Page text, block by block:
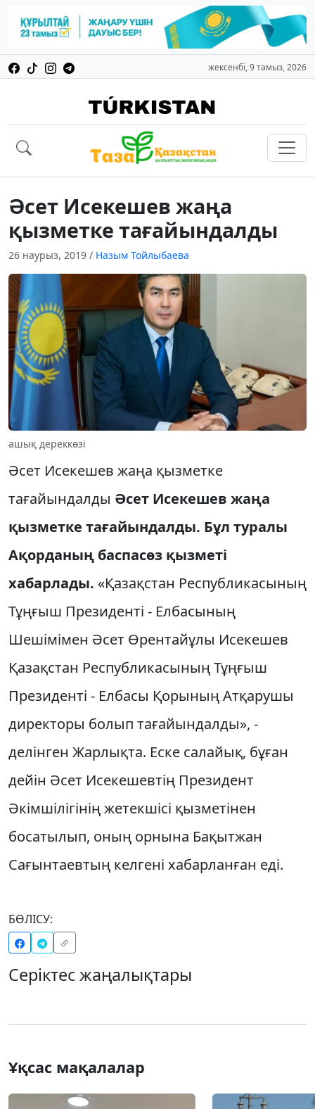
жексенбі, 9 тамыз, 2026
Әсет Исекешев жаңа
қызметке тағайындалды
26 наурыз, 2019 / Назым Тойлыбаева
ашық дереккөзі
Әсет Исекешев жаңа қызметке
тағайындалды Әсет Исекешев жаңа
қызметке тағайындалды. Бұл туралы
Ақорданың баспасөз қызметі
хабарлады. «Қазақстан Республикасының
Тұңғыш Президенті - Елбасының
Шешімімен Әсет Өрентайұлы Исекешев
Қазақстан Республикасының Тұңғыш
Президенті - Елбасы Қорының Атқарушы
директоры болып тағайындалды», -
делінген Жарлықта. Еске салайық, бұған
дейін Әсет Исекешевтің Президент
Әкімшілігінің жетекшісі қызметінен
босатылып, оның орнына Бақытжан
Сағынтаевтың келгені хабарланған еді.
БӨЛІСУ:
Серіктес жаңалықтары
Ұқсас мақалалар